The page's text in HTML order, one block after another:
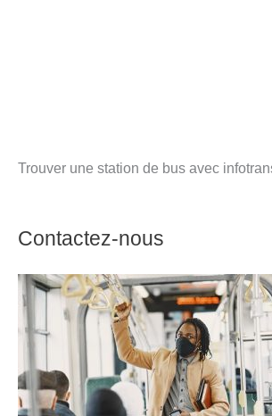
Trouver une station de bus avec
Contactez-nous